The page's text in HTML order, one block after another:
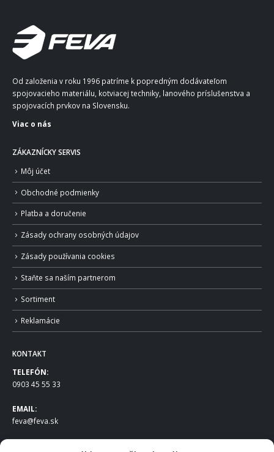
Od založenia v roku 1996 patríme k popredným dodávateľom
spojovacieho materiálu, kotviacej techniky, lanového príslušenstva a
spojovacích prvkov na Slovensku.
Viac o nás
ZÁKAZNÍCKY SERVIS
Môj účet
Obchodné podmienky
Platba a doručenie
Zásady ochrany osobných údajov
Zásady používania cookies
Staňte sa naším partnerom
Sortiment
Reklamácie
KONTAKT
TELEFÓN:
0903 45 55 33
EMAIL:
feva@feva.sk